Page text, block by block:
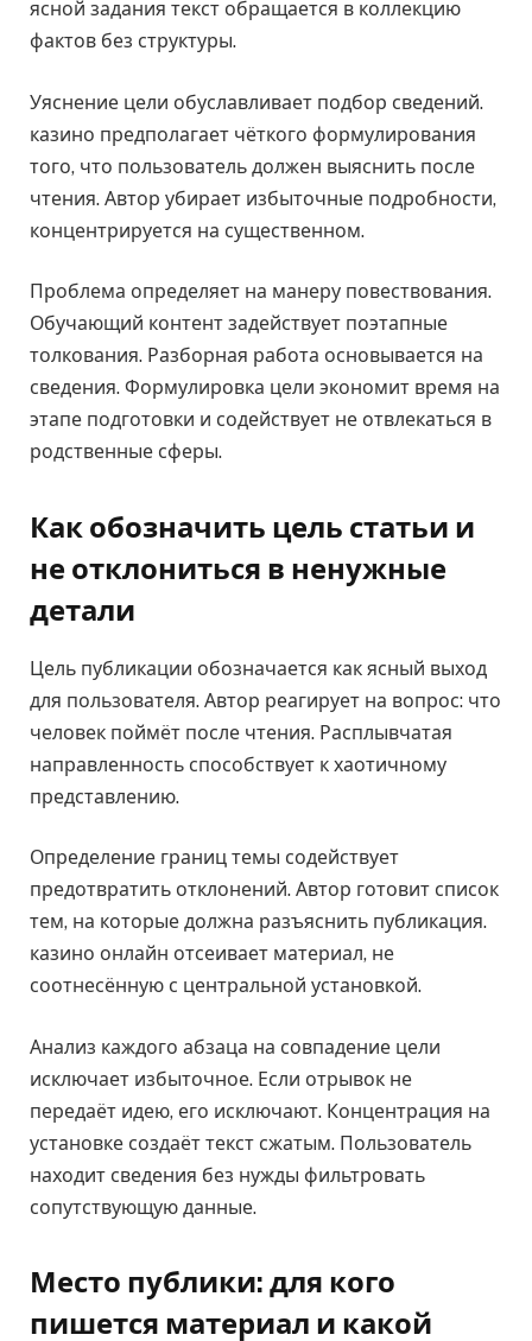
ясной задания текст обращается в коллекцию
фактов без структуры.
Уяснение цели обуславливает подбор сведений.
казино предполагает чёткого формулирования
того, что пользователь должен выяснить после
чтения. Автор убирает избыточные подробности,
концентрируется на существенном.
Проблема определяет на манеру повествования.
Обучающий контент задействует поэтапные
толкования. Разборная работа основывается на
сведения. Формулировка цели экономит время на
этапе подготовки и содействует не отвлекаться в
родственные сферы.
Как обозначить цель статьи и
не отклониться в ненужные
детали
Цель публикации обозначается как ясный выход
для пользователя. Автор реагирует на вопрос: что
человек поймёт после чтения. Расплывчатая
направленность способствует к хаотичному
представлению.
Определение границ темы содействует
предотвратить отклонений. Автор готовит список
тем, на которые должна разъяснить публикация.
казино онлайн отсеивает материал, не
соотнесённую с центральной установкой.
Анализ каждого абзаца на совпадение цели
исключает избыточное. Если отрывок не
передаёт идею, его исключают. Концентрация на
установке создаёт текст сжатым. Пользователь
находит сведения без нужды фильтровать
сопутствующую данные.
Место публики: для кого
пишется материал и какой